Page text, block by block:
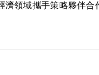
領域攜手策略夥伴合